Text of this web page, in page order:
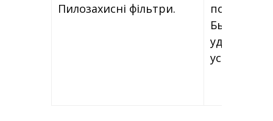
Пилозахисні фільтри.
Быстрая и
удобная
установка